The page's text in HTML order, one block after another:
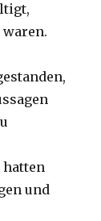
hatten
und